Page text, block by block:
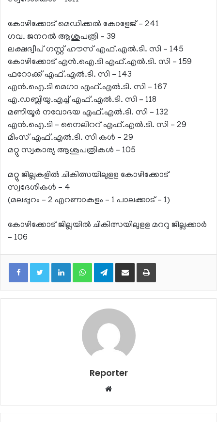
കോഴിക്കോട് മെഡിക്കല്‍ കോളേജ് – 241
ഗവ. ജനറല്‍ ആശുപത്രി – 39
ലക്ഷദ്വീപ് ഗസ്റ്റ് ഹൗസ് എഫ്.എല്‍.ടി. സി – 145
കോഴിക്കോട് എന്‍.ഐ.ടി എഫ്.എല്‍.ടി. സി – 159
ഫറോക്ക് എഫ്.എല്‍.ടി. സി – 143
എന്‍.ഐ.ടി മെഗാ എഫ്.എല്‍.ടി. സി – 167
എ.ഡബ്ലിയു.എച്ച് എഫ്.എല്‍.ടി. സി – 118
മണിയൂര്‍ നവോദയ എഫ്.എല്‍.ടി. സി – 132
എന്‍.ഐ.ടി – നൈലിററ് എഫ്.എല്‍.ടി. സി – 29
മിംസ് എഫ്.എല്‍.ടി. സി കള്‍ – 29
മറ്റു സ്വകാര്യ ആശുപത്രികള്‍ – 105
മറ്റു ജില്ലകളില്‍ ചികിത്സയിലുളള കോഴിക്കോട്
സ്വദേശികള്‍ – 4
(മലപ്പുറം – 2 എറണാകുളം – 1 പാലക്കാട് – 1)
കോഴിക്കോട് ജില്ലയില്‍ ചികിത്സയിലുളള മററു ജില്ലക്കാര്‍
– 106
LinkedInWhatsAppTelegramShare via Email Print
Reporter
Website